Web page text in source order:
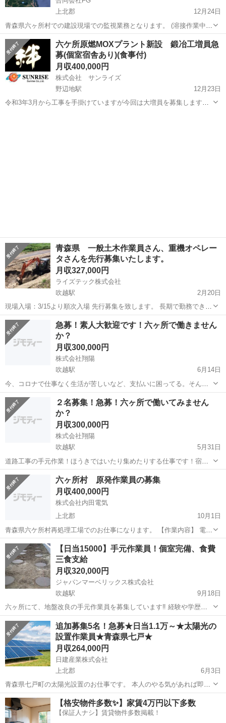
上北郡
12月24日
青森県六ヶ所村での建設現場での監視業務となります。 (溶接作業中の
火災発生の有無および周囲への注意喚起等) 寮有り(無料) 食事は朝と夜
出ます。(日曜のみ食事無し) 監視業務なので、肉体的負担はございま
せんが年齢制限ござ...
青森 上北郡 その他
六ケ所原燃MOXプラント新設 鍛冶工増員急
募(個室宿舎あり)(食事付)
月収400,000円
株式会社 サンライズ
野辺地駅
12月23日
令和3年3月から工事を手掛けていますが今回は大増員を募集します。
青森県 一般土木作業員さん、重機オペレー
タさんを先行募集いたします。
月収327,000円
ライズテック株式会社
吹越駅
2月20日
現場入場：3/15より順次入場 先行募集を致します。 長期で勤務できる
方、また高齢者の方も積極採用しております。 弊社は、安全管理を徹
底し作業工程を実施しております。 勤務地域：青森県上北郡六ケ所...
青森 吹越駅 その他 重機
急募！素人大歓迎です！六ヶ所で働きません
か？
月収300,000円
株式会社翔陽
吹越駅
6月14日
今、コロナで仕事なく生活が苦しいなど、支払いに困ってる。そんな
人はいませんか？そんな方の為に、誰でもできる簡単なお仕事を紹介
いたします。 簡単な手元作業です。 ほうきではいたり、集めたりする
仕事です。 毎日、安全確認など行...
青森 吹越駅 その他
２名募集！急募！六ヶ所で働いてみません
か？
月収300,000円
株式会社翔陽
吹越駅
5月31日
道路工事の手元作業！ほうきではいたり集めたりする仕事です！宿舎
無料！朝夕ご飯無料！日当11000～15000円！永続勤務なります！準備
金として、５０００円支給されます！社会保険完備！皆さん、是非ご
応募お待ちしています！本音を...
青森 吹越駅 その他
六ヶ所村 原発作業員の募集
月収400,000円
株式会社内田電気
上北郡
10月1日
青森県六ケ所村再処理工場でのお仕事になります。 【作業内容】 電線
管止水工事 未資格、未経験OK ・日給 16000円 ・勤務時間 8:00 ～
17:00 実働8時間・休憩あり 残業代全額...
青森 上北郡 その他
【日当15000】手元作業員！個室完備、食費
三食支給
月収320,000円
ジャパンマーベリックス株式会社
吹越駅
9月18日
六ヶ所にて、地盤改良の手元作業員を募集しています‼︎ 経験や学歴は
問いません！"玉掛け"さえあれば直ぐに現場入りできます！｟現在無
い場合は取得支援致します！3日間の講習を受講すれば大丈夫です。｠
また、給与の前借りにも対...
青森 上北郡 吹越駅 その他
追加募集5名！急募★日当1.1万～★太陽光の
設置作業員★青森県七戸★
月収264,000円
日建産業株式会社
上北郡
6月3日
青森県七戸町の太陽光設置のお仕事です。 本人のやる気があれば即採
用となります。追加人員の募集となります。 ★作業の内容★ 太陽光を
設置するお仕事です。 求人数：作業5名（先着） ★期間 8月上旬～
約半...
青森 上北郡 その他 太陽光
【格安物件多数✨】家賃4万円以下多数
【保証人ナシ】賃貸物件多数掲載！